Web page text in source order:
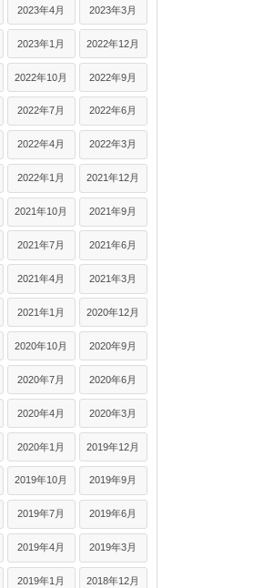
2023年4月 2023年3月
2023年1月 2022年12月
2022年10月 2022年9月
2022年7月 2022年6月
2022年4月 2022年3月
2022年1月 2021年12月
2021年10月 2021年9月
2021年7月 2021年6月
2021年4月 2021年3月
2021年1月 2020年12月
2020年10月 2020年9月
2020年7月 2020年6月
2020年4月 2020年3月
2020年1月 2019年12月
2019年10月 2019年9月
2019年7月 2019年6月
2019年4月 2019年3月
2019年1月 2018年12月